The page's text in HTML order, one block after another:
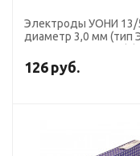
Электроды УОНИ 13/
диаметр 3,0 мм (тип Э50А,
5 кг, НСК)
126 руб.